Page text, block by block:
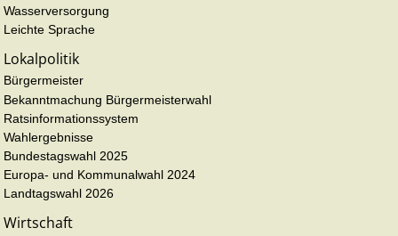
Wasserversorgung
Leichte Sprache
Lokalpolitik
Bürgermeister
Bekanntmachung Bürgermeisterwahl
Ratsinformationssystem
Wahlergebnisse
Bundestagswahl 2025
Europa- und Kommunalwahl 2024
Landtagswahl 2026
Wirtschaft